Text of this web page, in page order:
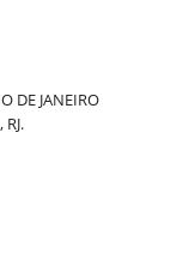
DE JANEIRO